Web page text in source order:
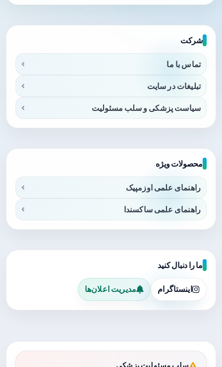
شرکت
تماس با ما
تبلیغات در سایت
سیاست پزشکی و سلب مسئولیت
محصولات ویژه
راهنمای علمی اوزمپیک
راهنمای علمی ساکسندا
ما را دنبال کنید
اینستاگرام مدیریت اعلان‌ها